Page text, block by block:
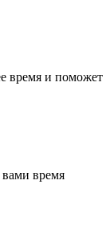
время и поможет
время